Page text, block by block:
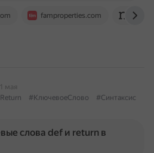
famproperties.com
1 мая
#КлючевоеСлово
#Синтаксис
слова def и return в